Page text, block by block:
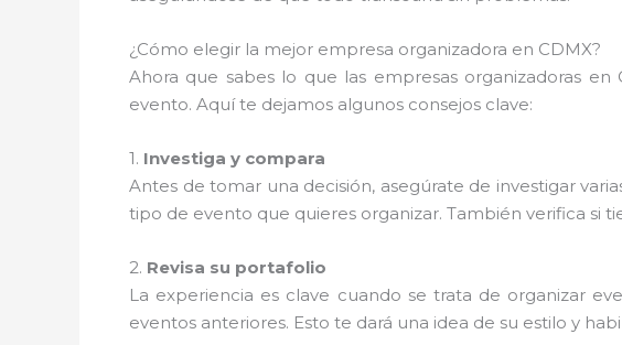
¿Cómo elegir la mejor empresa organizadora en CDMX?
Ahora que sabes lo que las empresas organizadoras
evento. Aquí te dejamos algunos consejos clave:
1. Investiga y compara
Antes de tomar una decisión, asegúrate de investigar
tipo de evento que quieres organizar. También verifica si
2. Revisa su portafolio
La experiencia es clave cuando se trata de organizar
eventos anteriores. Esto te dará una idea de su estilo y